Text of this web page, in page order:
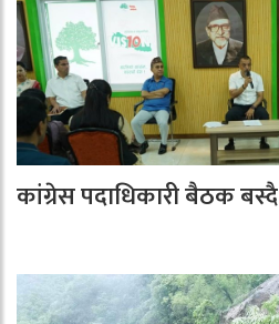
कांग्रेस पदाधिकारी बैठक बस्दै